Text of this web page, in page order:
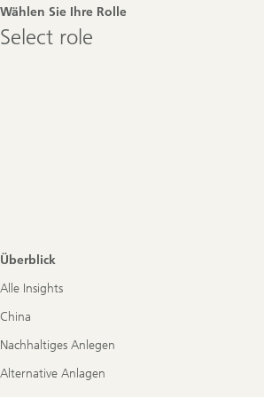
Wählen Sie Ihre Rolle
Select
role
Select role
Überblick
Alle Insights
China
Nachhaltiges Anlegen
Alternative Anlagen